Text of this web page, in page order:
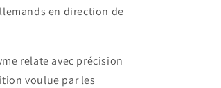
en direction de
relate avec précision
voulue par les